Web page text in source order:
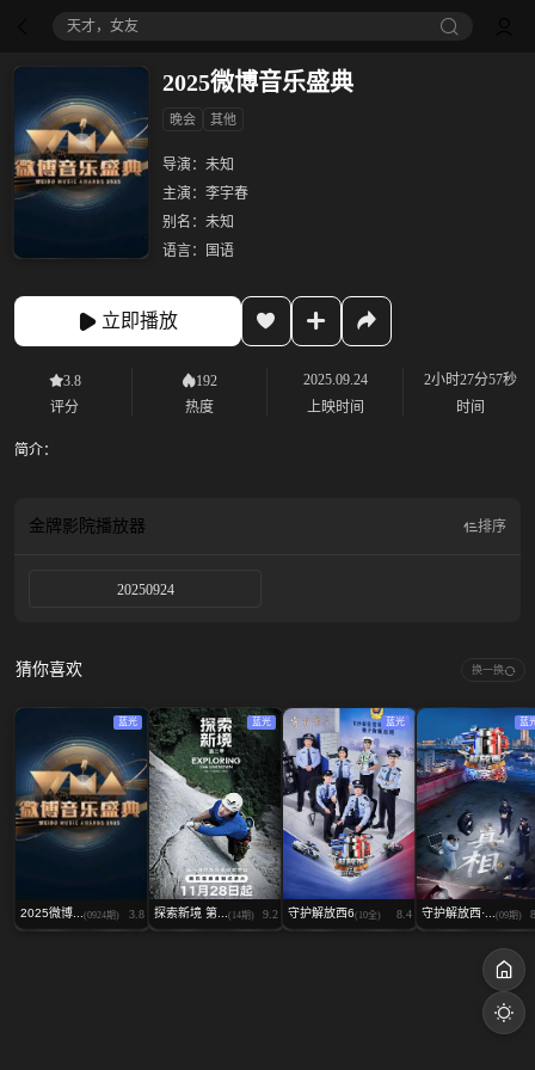
天才，女友
2025微博音乐盛典
晚会 其他
导演： 未知
主演： 李宇春
别名： 未知
语言：
国语
立即播放
3.8
评分
192
热度
2025.09.24
上映时间
2小时27分57秒
时间
简介：
金牌影院播放器 排序
20250924
猜你喜欢 换一换
蓝光
2025微博... (0924期) 3.8
蓝光
探索新境 第... (14期) 9.2
蓝光
守护解放西6(10全) 8.4
蓝
守护解放西·... (09期)